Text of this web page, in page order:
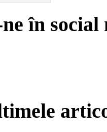
în social